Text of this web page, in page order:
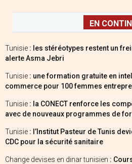
EN
Tunisie : les stéréotypes restent un
alerte Asma Jebri
Tunisie : une formation gratuite en
commerce pour 100 femmes
Tunisie : la CONECT renforce les
avec de nouveaux programmes de
Tunisie : l’Institut Pasteur de Tunis
CDC pour la sécurité sanitaire
Change devises en dinar tunisien :